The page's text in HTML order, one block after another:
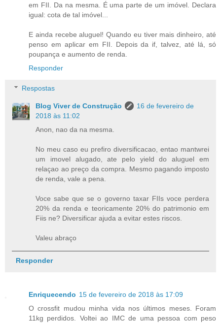
em FII. Da na mesma. É uma parte de um imóvel. Declara
igual: cota de tal imóvel...
E ainda recebe aluguel! Quando eu tiver mais dinheiro, até
penso em aplicar em FII. Depois da if, talvez, até lá, só
poupança e aumento de renda.
Responder
Respostas
Blog Viver de Construção
16 de fevereiro de
2018 às 11:02
Anon, nao da na mesma.
No meu caso eu prefiro diversificacao, entao mantwrei
um imovel alugado, ate pelo yield do aluguel em
relaçao ao preço da compra. Mesmo pagando imposto
de renda, vale a pena.
Voce sabe que se o governo taxar FIIs voce perdera
20% da renda e teoricamente 20% do patrimonio em
Fiis ne? Diversificar ajuda a evitar estes riscos.
Valeu abraço
Responder
Enriquecendo 15 de fevereiro de 2018 às 17:09
O crossfit mudou minha vida nos últimos meses. Foram
11kg perdidos. Voltei ao IMC de uma pessoa com peso